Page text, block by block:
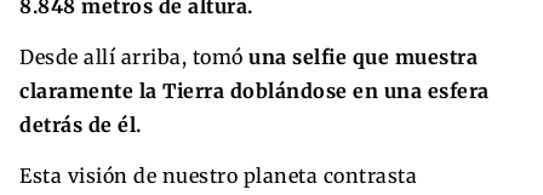
8.848 metros de altura.
Desde allí arriba, tomó una selfie que muestra
claramente la Tierra doblándose en una esfera
detrás de él.
Esta visión de nuestro planeta contrasta